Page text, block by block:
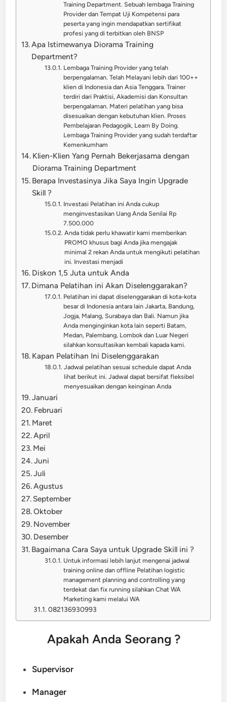
Training Department. Sebuah lembaga Training
Provider dan Tempat Uji Kompetensi para
peserta yang ingin mendapatkan sertifikat
profesi yang di terbitkan oleh BNSP
Apa Istimewanya Diorama Training
Department?
Lembaga Training Provider yang telah
berpengalaman. Telah Melayani lebih dari 100++
klien di Indonesia dan Asia Tenggara. Trainer
terdiri dari Praktisi, Akademisi dan Konsultan
berpengalaman. Materi pelatihan yang bisa
disesuaikan dengan kebutuhan klien. Proses
Pembelajaran Pedagogik, Learn By Doing.
Lembaga Training Provider yang sudah terdaftar
Kemenkumham
Klien-Klien Yang Pernah Bekerjasama dengan
Diorama Training Department
Berapa Investasinya Jika Saya Ingin Upgrade
Skill ?
Investasi Pelatihan ini Anda cukup
menginvestasikan Uang Anda Senilai Rp
7.500.000
Anda tidak perlu khawatir kami memberikan
PROMO khusus bagi Anda jika mengajak
minimal 2 rekan Anda untuk mengikuti pelatihan
ini. Investasi menjadi
Diskon 1,5 Juta untuk Anda
Dimana Pelatihan ini Akan Diselenggarakan?
Pelatihan ini dapat diselenggarakan di kota-kota
besar di Indonesia antara lain Jakarta, Bandung,
Jogja, Malang, Surabaya dan Bali. Namun jika
Anda menginginkan kota lain seperti Batam,
Medan, Palembang, Lombok dan Luar Negeri
silahkan konsultasikan kembali kapada kami.
Kapan Pelatihan Ini Diselenggarakan
Jadwal pelatihan sesuai schedule dapat Anda
lihat berikut ini. Jadwal dapat bersifat fleksibel
menyesuaikan dengan keinginan Anda
Januari
Februari
Maret
April
Mei
Juni
Juli
Agustus
September
Oktober
November
Desember
Bagaimana Cara Saya untuk Upgrade Skill ini ?
Untuk informasi lebih lanjut mengenai jadwal
training online dan offline Pelatihan logistic
management planning and controlling yang
terdekat dan fix running silahkan Chat WA
Marketing kami melalui WA
082136930993
Apakah Anda Seorang ?
Supervisor
Manager